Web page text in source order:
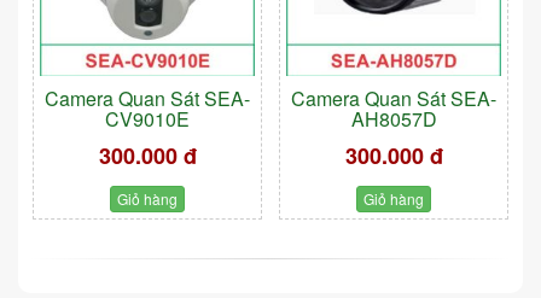
Camera Quan Sát SEA-
CV9010E
300.000 đ
Giỏ hàng
Camera Quan Sát SEA-
AH8057D
300.000 đ
Giỏ hàng